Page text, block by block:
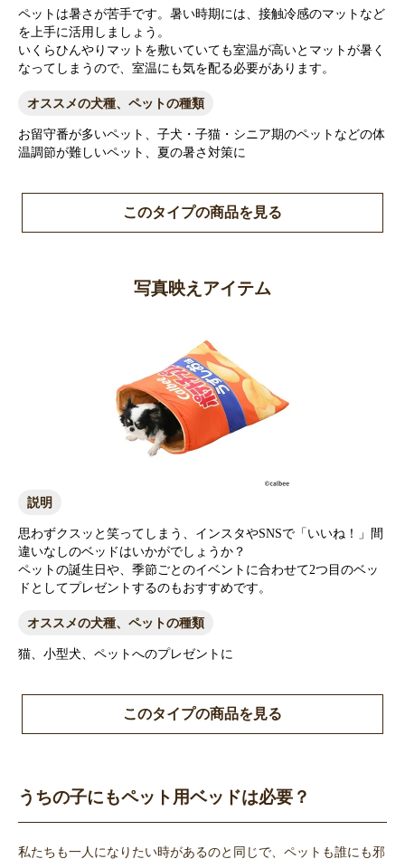
ペットは暑さが苦手です。暑い時期には、接触冷感のマットなど
を上手に活用しましょう。
いくらひんやりマットを敷いていても室温が高いとマットが暑く
なってしまうので、室温にも気を配る必要があります。
オススメの犬種、ペットの種類
お留守番が多いペット、子犬・子猫・シニア期のペットなどの体
温調節が難しいペット、夏の暑さ対策に
このタイプの商品を見る
写真映えアイテム
説明
思わずクスッと笑ってしまう、インスタやSNSで「いいね！」間
違いなしのベッドはいかがでしょうか？
ペットの誕生日や、季節ごとのイベントに合わせて2つ目のベッ
ドとしてプレゼントするのもおすすめです。
オススメの犬種、ペットの種類
猫、小型犬、ペットへのプレゼントに
このタイプの商品を見る
うちの子にもペット用ベッドは必要？
私たちも一人になりたい時があるのと同じで、ペットも誰にも邪